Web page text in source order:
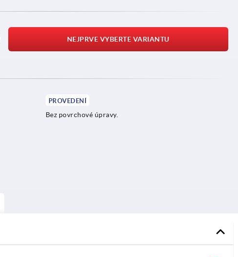
NEJPRVE VYBERTE VARIANTU
PROVEDENÍ
Bez povrchové úpravy.